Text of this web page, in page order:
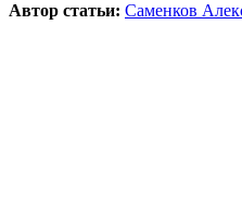
Автор статьи: Саменков